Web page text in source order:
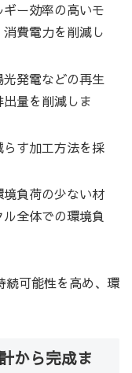
ー効率の高いモ
費電力を削減し
光発電などの再生
量を削減しま
らす加工方法を採
境負荷の少ない材
全体での環境負
続可能性を高め、環
から完成ま